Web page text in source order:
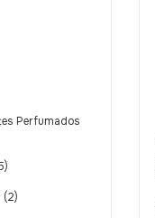
Perfumados
(2)